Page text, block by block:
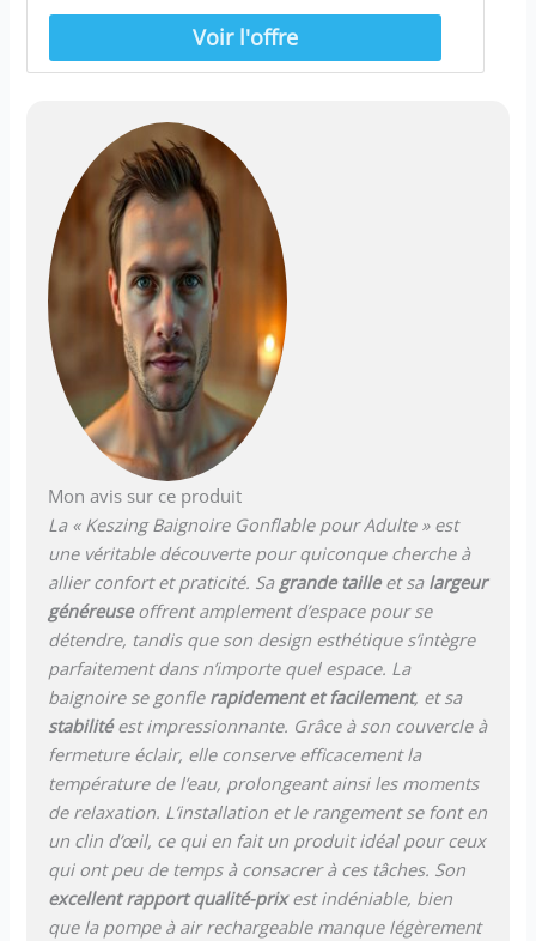
Mon avis sur ce produit
La « Keszing Baignoire Gonflable pour Adulte » est
une véritable découverte pour quiconque cherche à
allier confort et praticité. Sa grande tailleet sa largeur
généreuseoffrent amplement d’espace pour se
détendre, tandis que son design esthétique s’intègre
parfaitement dans n’importe quel espace. La
baignoire se gonfle rapidement et facilement, et sa
stabilitéest impressionnante. Grâce à son couvercle à
fermeture éclair, elle conserve efficacement la
température de l’eau, prolongeant ainsi les moments
de relaxation. L’installation et le rangement se font en
un clin d’œil, ce qui en fait un produit idéal pour ceux
qui ont peu de temps à consacrer à ces tâches. Son
excellent rapport qualité-prixest indéniable, bien
que la pompe à air rechargeable manque légèrement